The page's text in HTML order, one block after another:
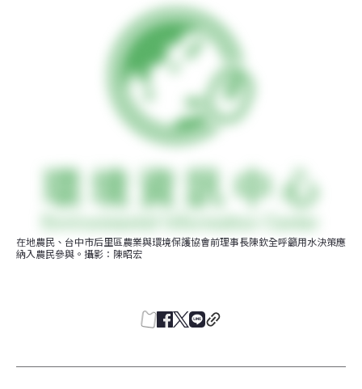
在地農民、台中市后里區農業與環境保護協會前理事長陳欽全呼籲用水決策應
納入農民參與。攝影：陳昭宏